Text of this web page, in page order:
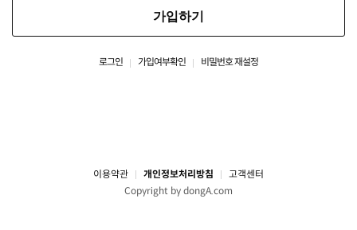
가입하기
로그인 가입여부확인 비밀번호 재설정
이용약관 개인정보처리방침
고객센터
Copyright by dongA.com